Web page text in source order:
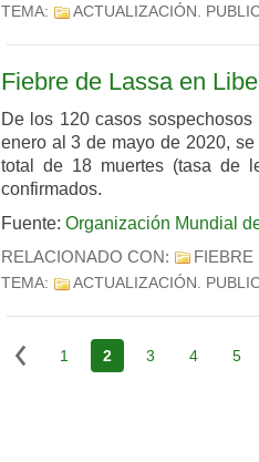
TEMA: ACTUALIZACIÓN .
Fiebre de Lassa en
De los 120 casos
enero al 3 de mayo de 2020,
total de 18 muertes (tasa de
confirmados.
Fuente: Organización Mundial
RELACIONADO CON: FIEBRE
TEMA: ACTUALIZACIÓN .
1 2 3 4 5